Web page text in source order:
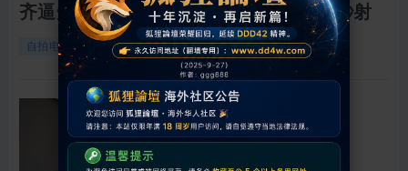
齐逼短裤长直发，开始没相中后续差点秒射
自拍电影 14178 0 2026-5-15 01:11:10